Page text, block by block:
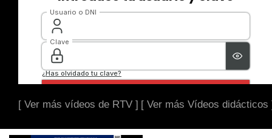
[ Ver más vídeos de RTV ] [ Ver más Vídeos didácticos